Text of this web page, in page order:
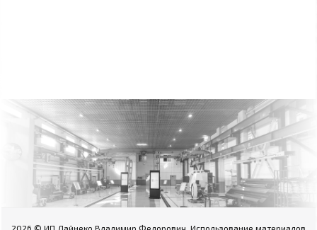
2026 © ИП Дайнеко Владимир Федорович. Использование материалов